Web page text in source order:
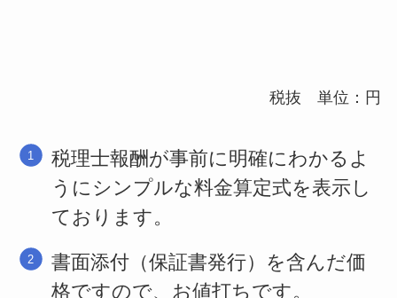
税抜 単位：円
税理士報酬が事前に明確にわかるよ
うにシンプルな料金算定式を表示し
ております。
書面添付（保証書発行）を含んだ価
格ですので、お値打ちです。